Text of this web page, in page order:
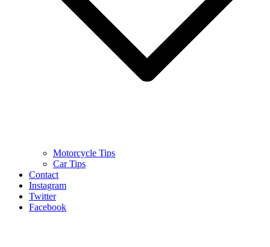
Motorcycle Tips
Car Tips
Contact
Instagram
Twitter
Facebook